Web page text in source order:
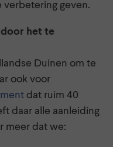
verbetering geven.
door het te
Duinen om te
ook voor
dat ruim 40
daar alle aanleiding
meer dat we: